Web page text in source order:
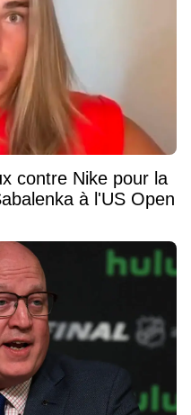
contre Nike pour la
à l'US Open